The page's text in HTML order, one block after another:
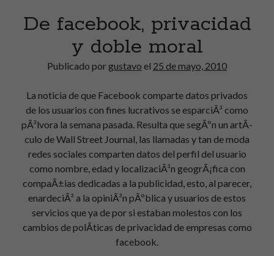
Microsoft!
De facebook, privacidad
y doble moral
Publicado porgustavo el 25 de mayo, 2010
La noticia de que Facebook comparte datos privados
de los usuarios con fines lucrativos se esparciÃ³ como
pÃ³lvora la semana pasada. Resulta que segÃºn un artÃ­
culo de Wall Street Journal, las llamadas y tan de moda
redes sociales comparten datos del perfil del usuario
como nombre, edad y localizaciÃ³n geogrÃ¡fica con
compaÃ±ias dedicadas a la publicidad, esto, al parecer,
enardeciÃ³ a la opiniÃ³n pÃºblica y usuarios de estos
servicios que ya de por si estaban molestos con los
cambios de polÃ­ticas de privacidad de empresas como
facebook.